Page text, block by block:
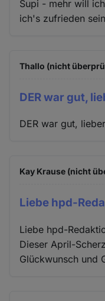
Supi - mehr will
ich's zufrieden
Thallo (nicht
DER war gut,
DER war gut,
Kay Krause (nicht
Liebe hpd-
Liebe hpd-
Dieser April-
Glückwunsch und